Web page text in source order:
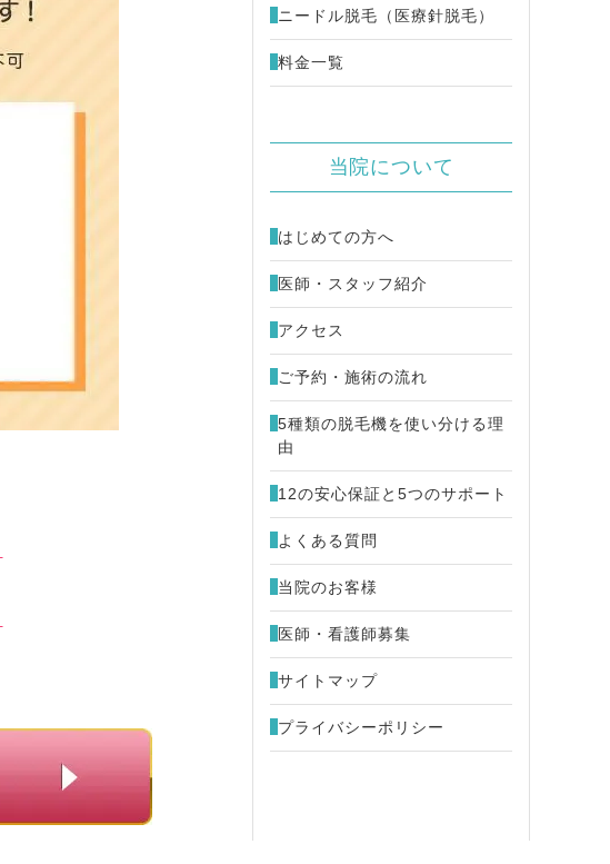
ニードル脱毛（医療針脱毛）
料金一覧
当院について
はじめての方へ
医師・スタッフ紹介
アクセス
ご予約・施術の流れ
5種類の脱毛機を使い分ける理
由
12の安心保証と5つのサポート
よくある質問
当院のお客様
医師・看護師募集
サイトマップ
プライバシーポリシー